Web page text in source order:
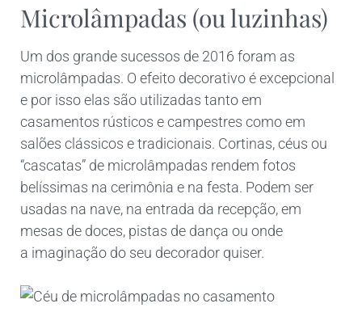
Microlâmpadas (ou luzinhas)
Um dos grande sucessos de 2016 foram as
microlâmpadas. O efeito decorativo é excepcional
e por isso elas são utilizadas tanto em
casamentos rústicos e campestres como em
salões clássicos e tradicionais. Cortinas, céus ou
“cascatas” de microlâmpadas rendem fotos
belíssimas na cerimônia e na festa. Podem ser
usadas na nave, na entrada da recepção, em
mesas de doces, pistas de dança ou onde
a imaginação do seu decorador quiser.